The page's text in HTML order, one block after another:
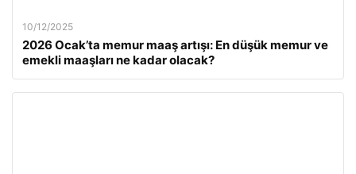
10/12/2025
2026 Ocak’ta memur maaş artışı: En düşük memur ve
emekli maaşları ne kadar olacak?